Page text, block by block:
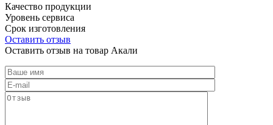
Качество продукции
Уровень сервиса
Срок изготовления
Оставить отзыв
Оставить отзыв на товар Акали